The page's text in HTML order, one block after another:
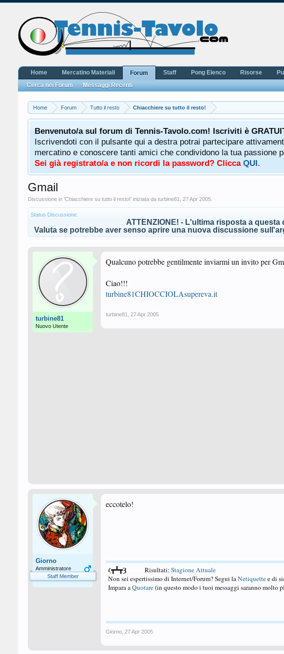
Home Forum Tutto il resto Chiacchiere su tutto il resto!
Benvenuto/a sul forum di Tennis-Tavolo.com! Iscriviti è
Iscrivendoti con il pulsante qui a destra potrai partecipare
mercatino e conoscere tanti amici che condividono la tua passione
Sei già registrato/a e non ricordi la password? Clicca QUI.
Gmail
Discussione in 'Chiacchiere su tutto il resto!' iniziata da turbine81 27 Apr 2005
Status Discussione:
ATTENZIONE! - L'ultima risposta a
Valuta se potrebbe aver senso aprire una nuova discussione
turbine81
Nuovo Utente
Qualcuno potrebbe gentilmente inviarmi un invito per
Ciao!!!
turbine81CHIOCCIOLAsupereva.it
turbine81 27 Apr 2005
Giorno
Amministratore
Staff Member
eccotelo!
ζ┳┻┳Ȝ Risultati: Stagione Attuale
Non sei espertissimo di Internet/Forum? Segui laNetiquettee di
Impara aQuotare(in questo modo i tuoi messaggi saranno molto
Giorno 27 Apr 2005
Home Mercatino Materiali
Forum
Cerca nei Forum
Messaggi Recenti
Staff Pong Elenco Risorse